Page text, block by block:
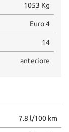
1053 Kg
Euro 4
14
anteriore
7.8 l/100 km